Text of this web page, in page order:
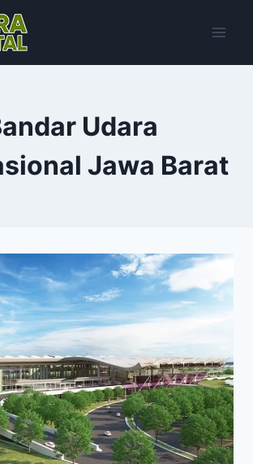
Udara
Jawa Barat